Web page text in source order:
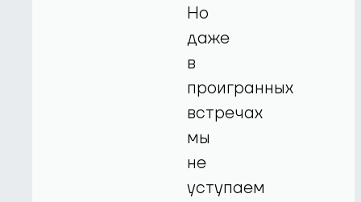
Но
даже
в
проигранных
встречах
мы
не
уступаем